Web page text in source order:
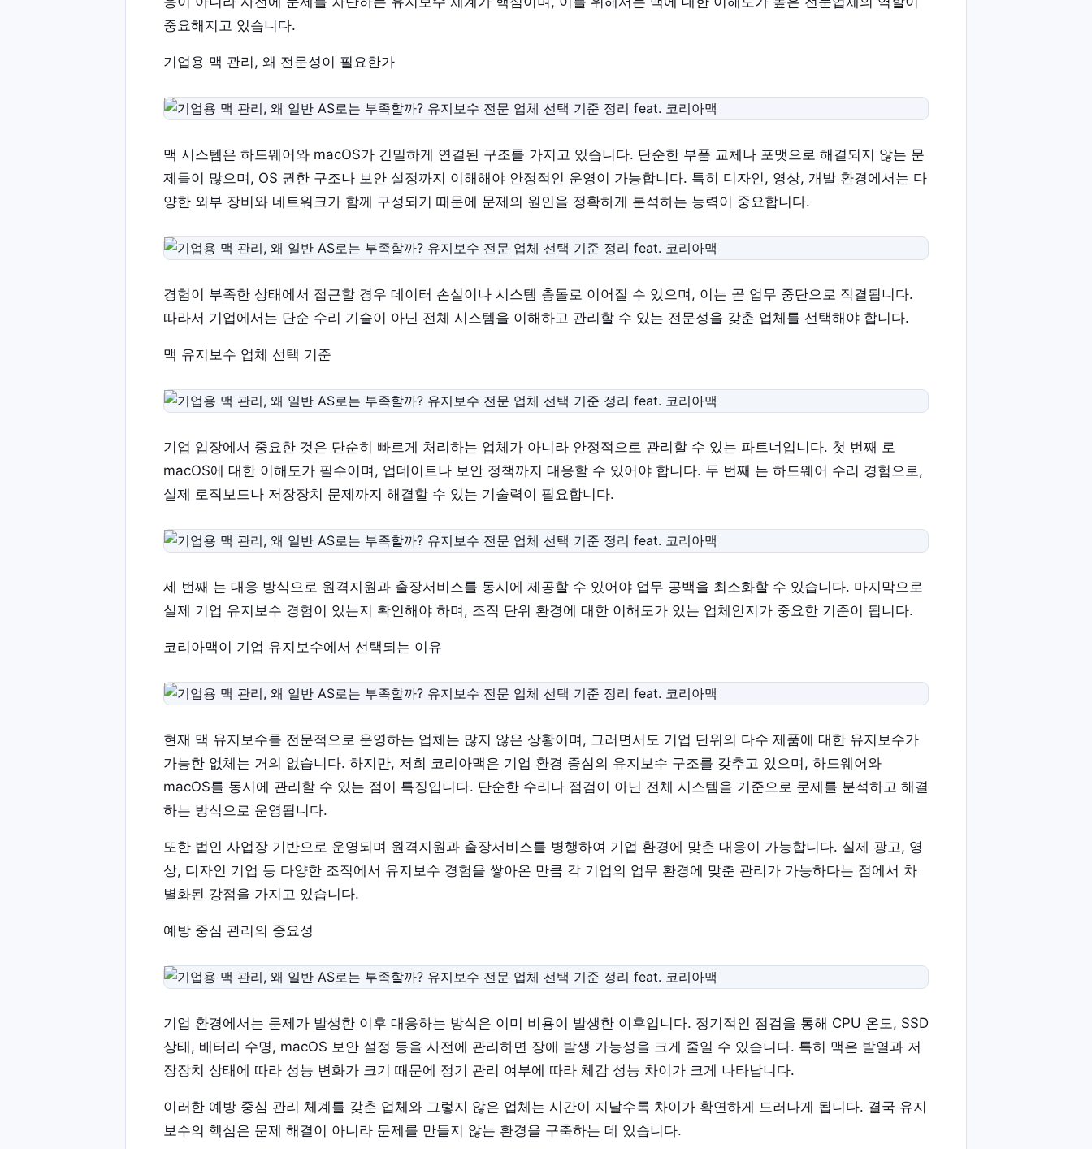
중요해지고 있습니다.
기업용 맥 관리, 왜 전문성이 필요한가
맥 시스템은 하드웨어와 macOS가 긴밀하게 연결된 구조를 가지고 있습니다. 단순한 부품 교체나 포맷으로 해결되지 않는 문
제들이 많으며, OS 권한 구조나 보안 설정까지 이해해야 안정적인 운영이 가능합니다. 특히 디자인, 영상, 개발 환경에서는 다
양한 외부 장비와 네트워크가 함께 구성되기 때문에 문제의 원인을 정확하게 분석하는 능력이 중요합니다.
경험이 부족한 상태에서 접근할 경우 데이터 손실이나 시스템 충돌로 이어질 수 있으며, 이는 곧 업무 중단으로 직결됩니다.
따라서 기업에서는 단순 수리 기술이 아닌 전체 시스템을 이해하고 관리할 수 있는 전문성을 갖춘 업체를 선택해야 합니다.
맥 유지보수 업체 선택 기준
기업 입장에서 중요한 것은 단순히 빠르게 처리하는 업체가 아니라 안정적으로 관리할 수 있는 파트너입니다. 첫 번째 로
macOS에 대한 이해도가 필수이며, 업데이트나 보안 정책까지 대응할 수 있어야 합니다. 두 번째 는 하드웨어 수리 경험으로,
실제 로직보드나 저장장치 문제까지 해결할 수 있는 기술력이 필요합니다.
세 번째 는 대응 방식으로 원격지원과 출장서비스를 동시에 제공할 수 있어야 업무 공백을 최소화할 수 있습니다. 마지막으로
실제 기업 유지보수 경험이 있는지 확인해야 하며, 조직 단위 환경에 대한 이해도가 있는 업체인지가 중요한 기준이 됩니다.
코리아맥이 기업 유지보수에서 선택되는 이유
현재 맥 유지보수를 전문적으로 운영하는 업체는 많지 않은 상황이며, 그러면서도 기업 단위의 다수 제품에 대한 유지보수가
가능한 없체는 거의 없습니다. 하지만, 저희 코리아맥은 기업 환경 중심의 유지보수 구조를 갖추고 있으며, 하드웨어와
macOS를 동시에 관리할 수 있는 점이 특징입니다. 단순한 수리나 점검이 아닌 전체 시스템을 기준으로 문제를 분석하고 해결
하는 방식으로 운영됩니다.
또한 법인 사업장 기반으로 운영되며 원격지원과 출장서비스를 병행하여 기업 환경에 맞춘 대응이 가능합니다. 실제 광고, 영
상, 디자인 기업 등 다양한 조직에서 유지보수 경험을 쌓아온 만큼 각 기업의 업무 환경에 맞춘 관리가 가능하다는 점에서 차
별화된 강점을 가지고 있습니다.
예방 중심 관리의 중요성
기업 환경에서는 문제가 발생한 이후 대응하는 방식은 이미 비용이 발생한 이후입니다. 정기적인 점검을 통해 CPU 온도, SSD
상태, 배터리 수명, macOS 보안 설정 등을 사전에 관리하면 장애 발생 가능성을 크게 줄일 수 있습니다. 특히 맥은 발열과 저
장장치 상태에 따라 성능 변화가 크기 때문에 정기 관리 여부에 따라 체감 성능 차이가 크게 나타납니다.
이러한 예방 중심 관리 체계를 갖춘 업체와 그렇지 않은 업체는 시간이 지날수록 차이가 확연하게 드러나게 됩니다. 결국 유지
보수의 핵심은 문제 해결이 아니라 문제를 만들지 않는 환경을 구축하는 데 있습니다.